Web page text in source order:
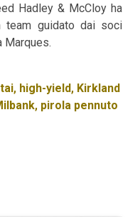
Hadley & McCloy ha
team guidato dai soci
Marques.
, high-yield, Kirkland
, pirola pennuto